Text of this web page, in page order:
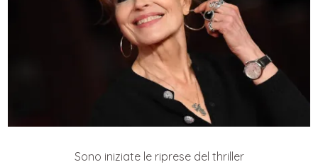
Sono iniziate le riprese del thriller